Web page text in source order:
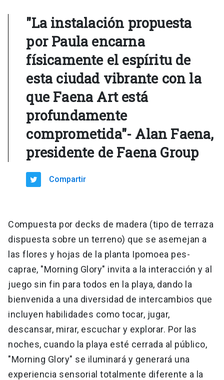
"La instalación propuesta
por Paula encarna
físicamente el espíritu de
esta ciudad vibrante con la
que Faena Art está
profundamente
comprometida"- Alan Faena,
presidente de Faena Group
Compartir
Compuesta por decks de madera (tipo de terraza
dispuesta sobre un terreno) que se asemejan a
las flores y hojas de la planta Ipomoea pes-
caprae, "Morning Glory" invita a la interacción y al
juego sin fin para todos en la playa, dando la
bienvenida a una diversidad de intercambios que
incluyen habilidades como tocar, jugar,
descansar, mirar, escuchar y explorar. Por las
noches, cuando la playa esté cerrada al público,
"Morning Glory" se iluminará y generará una
experiencia sensorial totalmente diferente a la